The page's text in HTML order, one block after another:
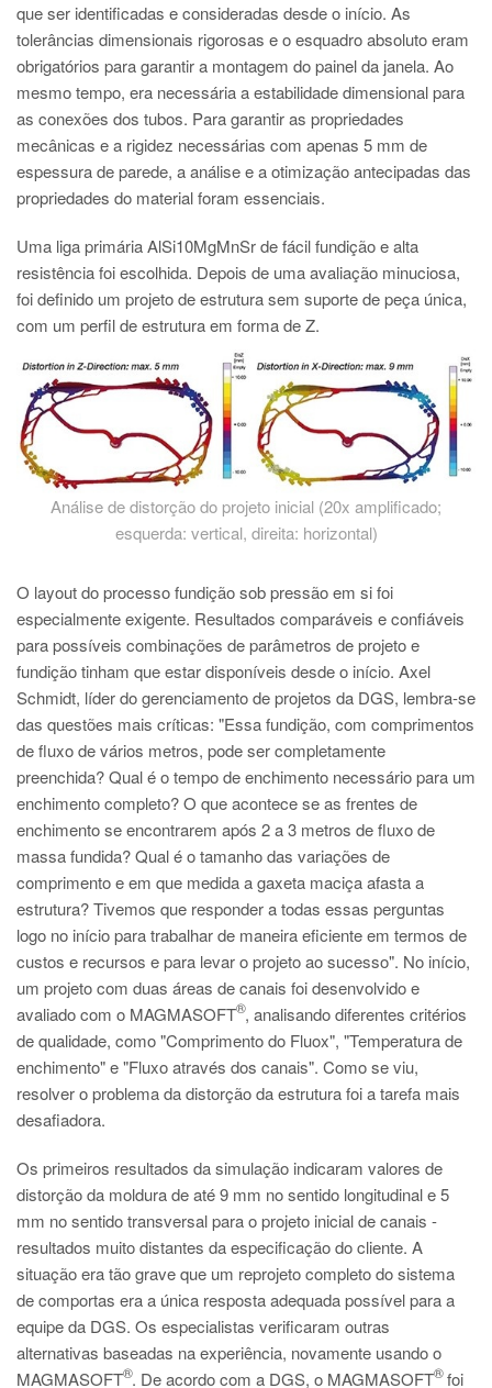
que ser identificadas e consideradas desde o início. As
tolerâncias dimensionais rigorosas e o esquadro absoluto eram
obrigatórios para garantir a montagem do painel da janela. Ao
mesmo tempo, era necessária a estabilidade dimensional para
as conexões dos tubos. Para garantir as propriedades
mecânicas e a rigidez necessárias com apenas 5 mm de
espessura de parede, a análise e a otimização antecipadas das
propriedades do material foram essenciais.
Uma liga primária AlSi10MgMnSr de fácil fundição e alta
resistência foi escolhida. Depois de uma avaliação minuciosa,
foi definido um projeto de estrutura sem suporte de peça única,
com um perfil de estrutura em forma de Z.
Análise de distorção do projeto inicial (20x amplificado;
esquerda: vertical, direita: horizontal)
O layout do processo fundição sob pressão em si foi
especialmente exigente. Resultados comparáveis e confiáveis
para possíveis combinações de parâmetros de projeto e
fundição tinham que estar disponíveis desde o início. Axel
Schmidt, líder do gerenciamento de projetos da DGS, lembra-se
das questões mais críticas: "Essa fundição, com comprimentos
de fluxo de vários metros, pode ser completamente
preenchida? Qual é o tempo de enchimento necessário para um
enchimento completo? O que acontece se as frentes de
enchimento se encontrarem após 2 a 3 metros de fluxo de
massa fundida? Qual é o tamanho das variações de
comprimento e em que medida a gaxeta maciça afasta a
estrutura? Tivemos que responder a todas essas perguntas
logo no início para trabalhar de maneira eficiente em termos de
custos e recursos e para levar o projeto ao sucesso". No início,
um projeto com duas áreas de canais foi desenvolvido e
avaliado com o MAGMASOFT
®, analisando diferentes critérios
de qualidade, como "Comprimento do Fluox", "Temperatura de
enchimento" e "Fluxo através dos canais". Como se viu,
resolver o problema da distorção da estrutura foi a tarefa mais
desafiadora.
Os primeiros resultados da simulação indicaram valores de
distorção da moldura de até 9 mm no sentido longitudinal e 5
mm no sentido transversal para o projeto inicial de canais -
resultados muito distantes da especificação do cliente. A
situação era tão grave que um reprojeto completo do sistema
de comportas era a única resposta adequada possível para a
equipe da DGS. Os especialistas verificaram outras
alternativas baseadas na experiência, novamente usando o
MAGMASOFT
®. De acordo com a DGS, o MAGMASOFT
®foi